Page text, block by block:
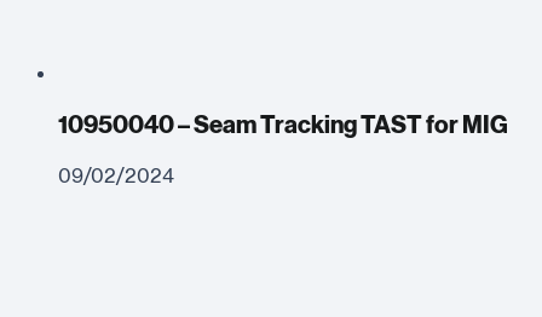
10950040 – Seam Tracking TAST for MIG
09/02/2024